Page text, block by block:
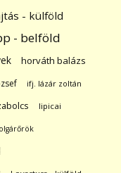
- külföld
- belföld
horváth balázs
ifj. lázár zoltán
lipicai